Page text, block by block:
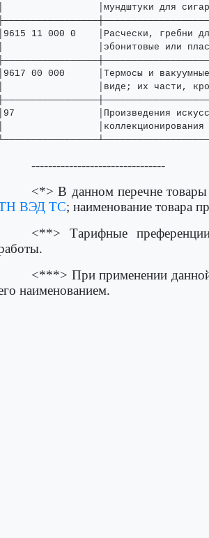
│                 │мундштуки для
│9615 11 000 0    │Расчески, гребни
│                 │эбонитовые или
│9617 00 000      │Термосы и
│                 │виде; их части,
│97               │Произведения
│
--------------------------------
<*> В данном перечне товары
ВЭД ТС; наименование товара
<**> Тарифные
<***> При применении данной
наименованием.